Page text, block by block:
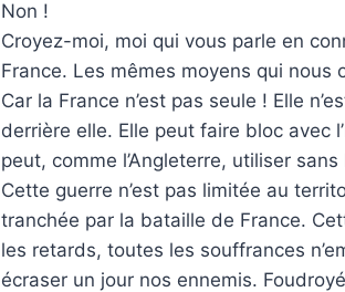
Non !
Croyez-moi, moi qui vous parle en
France. Les mêmes moyens qui
Car la France n’est pas seule ! Elle
derrière elle. Elle peut faire bloc avec
peut, comme l’Angleterre, utiliser
Cette guerre n’est pas limitée au
tranchée par la bataille de France.
les retards, toutes les souffrances
écraser un jour nos ennemis.